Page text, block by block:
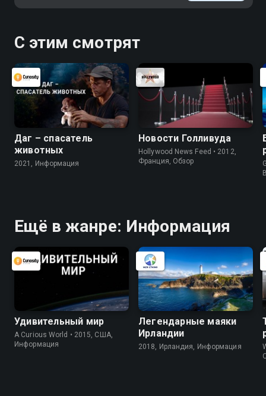
С этим смотрят
Даг – спасатель
животных
2021, Информация
Новости Голливуда
Hollywood News Feed • 2012,
Франция, Обзор
Ещё в жанре: Информация
Удивительный мир
A Curious World • 2015, США,
Информация
Легендарные маяки
Ирландии
2018, Ирландия, Информация